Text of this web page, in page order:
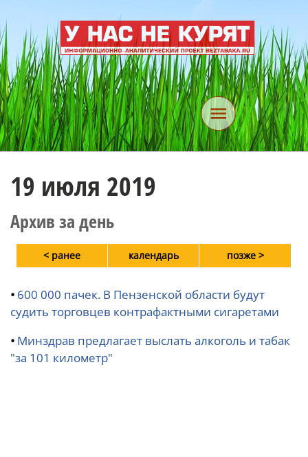
19 июля 2019
Архив за день
< ранее календарь позже >
• 600 000 пачек. В Пензенской области будут
судить торговцев контрафактными сигаретами
• Минздрав предлагает выслать алкоголь и табак
"за 101 километр"